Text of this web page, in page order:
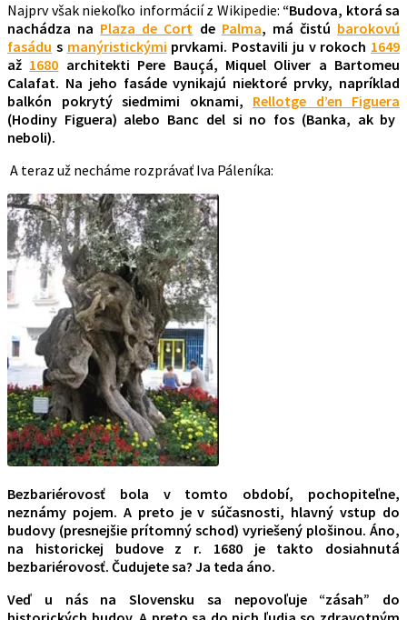
Najprv však niekoľko informácií z Wikipedie: “Budova, ktorá sa
nachádza na Plaza de Cort de Palma, má čistú barokovú
fasádu s manýristickými prvkami. Postavili ju v rokoch 1649
až 1680 architekti Pere Bauçá, Miquel Oliver a Bartomeu
Calafat. Na jeho fasáde vynikajú niektoré prvky, napríklad
balkón pokrytý siedmimi oknami, Rellotge d’en Figuera
(Hodiny Figuera) alebo Banc del si no fos (Banka, ak by
neboli).
A teraz už necháme rozprávať Iva Páleníka:
Bezbariérovosť bola v tomto období, pochopiteľne,
neznámy pojem. A preto je v súčasnosti, hlavný vstup do
budovy (presnejšie prítomný schod) vyriešený plošinou. Áno,
na historickej budove z r. 1680 je takto dosiahnutá
bezbariérovosť. Čudujete sa? Ja teda áno.
Veď u nás na Slovensku sa nepovoľuje “zásah” do